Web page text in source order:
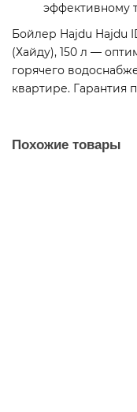
эффективному
Бойлер Hajdu Hajdu
(Хайду), 150 л —
горячего
квартире. Гарантия
Похожие товары